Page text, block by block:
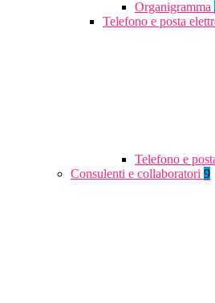
Organigramma
Telefono e posta
Telefono e
Consulenti e collaboratori 9